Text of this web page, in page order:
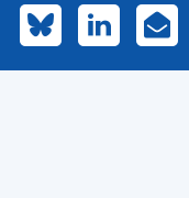
BlueskyLinkedIn
E-
Mail